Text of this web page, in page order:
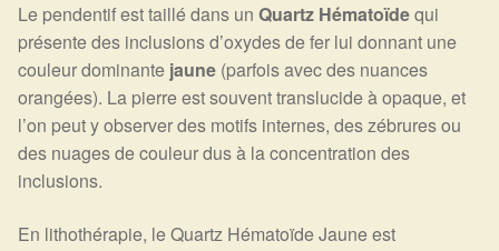
Le pendentif est taillé dans un Quartz Hématoïdequi
présente des inclusions d’oxydes de fer lui donnant une
couleur dominante jaune (parfois avec des nuances
orangées). La pierre est souvent translucide à opaque, et
l’on peut y observer des motifs internes, des zébrures ou
des nuages de couleur dus à la concentration des
inclusions.
En lithothérapie, le Quartz Hématoïde Jaune est